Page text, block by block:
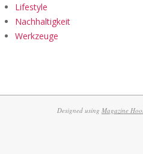
Lifestyle
Nachhaltigkeit
Werkzeuge
Designed using Magazine